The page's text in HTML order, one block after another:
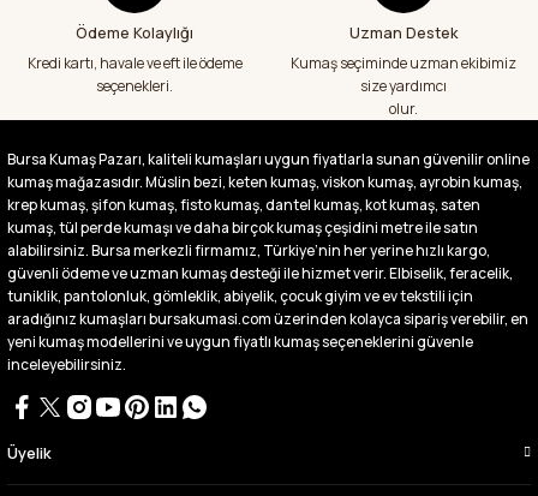
Fiyatlar uygun ve çok fazla seçenek var
büyük kolaylık emeği geçenlere teşekkür
Buradan ikinci alışverişim ikisinden de çok
memnun kaldım teşekkürler.
Büşra Singeç | 02/07/2026
Bursa kumaş pazarından defalarca kumaş
aldım videoda anlatılıp gosterildigi gibi
çıktı. bu zamana kadar sorun yaşamadım
uygun fiyatlarından ve kalitesinden dolayı
tercih ettiğim kumaşçi
D... Ç... | 27/06/2026
Çok memnun kaldım,teşekkürler
Ödeme Kolaylığı
Kredi kartı, havale ve eft ile ödeme
seçenekleri.
Uzman Destek
Kumaş seçiminde uzman ekibimiz
size yardımcı
olur.
Bursa Kumaş Pazarı, kaliteli kumaşları uygun fiyatlarla sunan güvenilir online
kumaş mağazasıdır. Müslin bezi, keten kumaş, viskon kumaş, ayrobin kumaş,
krep kumaş, şifon kumaş, fisto kumaş, dantel kumaş, kot kumaş, saten
kumaş, tül perde kumaşı ve daha birçok kumaş çeşidini metre ile satın
alabilirsiniz. Bursa merkezli firmamız, Türkiye’nin her yerine hızlı kargo,
güvenli ödeme ve uzman kumaş desteği ile hizmet verir. Elbiselik, feracelik,
tuniklik, pantolonluk, gömleklik, abiyelik, çocuk giyim ve ev tekstili için
aradığınız kumaşları bursakumasi.com üzerinden kolayca sipariş verebilir, en
yeni kumaş modellerini ve uygun fiyatlı kumaş seçeneklerini güvenle
inceleyebilirsiniz.
Üyelik